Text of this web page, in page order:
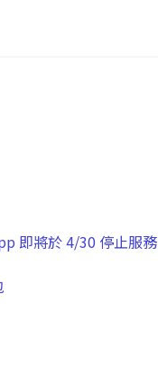
即將於 4/30 停止服務